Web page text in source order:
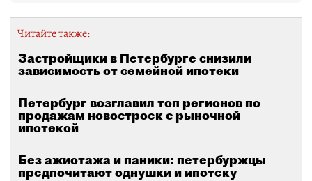
Читайте также:
Застройщики в Петербурге снизили
зависимость от семейной ипотеки
Петербург возглавил топ регионов по
продажам новостроек с рыночной
ипотекой
Без ажиотажа и паники: петербуржцы
предпочитают однушки и ипотеку